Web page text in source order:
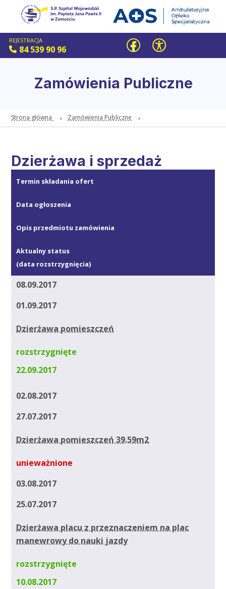
REJESTRACJA
84 539 90 96
Zamówienia Publiczne
Strona główna Zamówienia Publiczne
Dzierżawa i sprzedaż
Termin składania ofert
Data ogłoszenia
Opis przedmiotu zamówienia
Aktualny status
(data rozstrzygnięcia)
08.09.2017
01.09.2017
Dzierżawa pomieszczeń
rozstrzygnięte
22.09.2017
02.08.2017
27.07.2017
Dzierżawa pomieszczeń 39.59m2
unieważnione
03.08.2017
25.07.2017
Dzierżawa placu z przeznaczeniem na plac
manewrowy do nauki jazdy
rozstrzygnięte
10.08.2017